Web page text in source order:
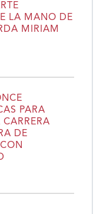
LA MANO DE
MIRIAM
PARA
DE